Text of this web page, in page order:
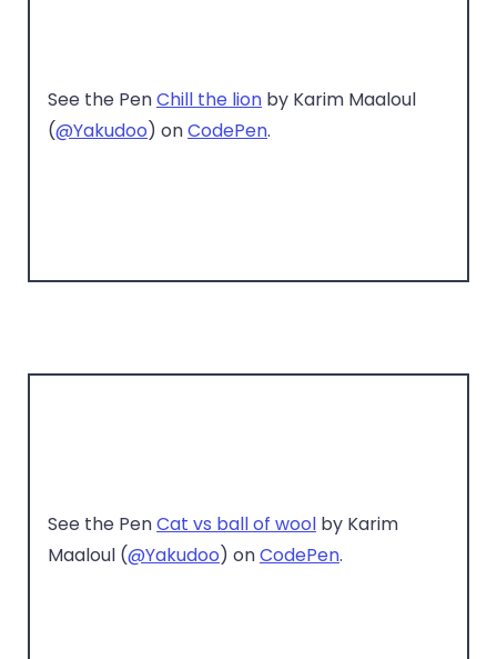
See the PenChill the lion by Karim Maaloul
(@Yakudoo) onCodePen.
See the PenCat vs ball of wool by Karim
Maaloul (@Yakudoo) onCodePen.